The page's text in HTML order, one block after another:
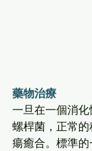
藥物治療
一旦在一個消
螺桿菌，正常
瘍癒合。標準